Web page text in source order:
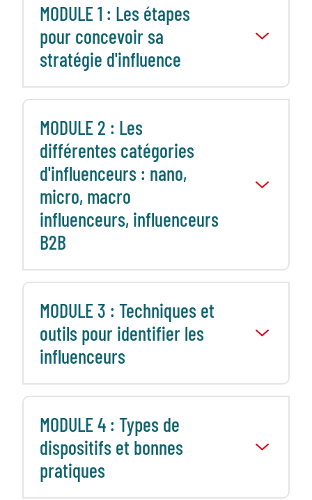
MODULE 1 : Les étapes
pour concevoir sa
stratégie d'influence
MODULE 2 : Les
différentes catégories
d'influenceurs : nano,
micro, macro
influenceurs, influenceurs
B2B
MODULE 3 : Techniques et
outils pour identifier les
influenceurs
MODULE 4 : Types de
dispositifs et bonnes
pratiques